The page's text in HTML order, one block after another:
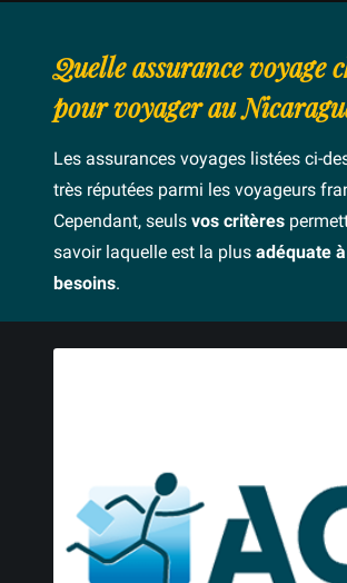
Quelle assurance voyage
pour voyager au
Les assurances voyages listées ci-
très réputées parmi les voyageurs
Cependant, seuls vos critères
savoir laquelle est la plus adéquate
besoins.